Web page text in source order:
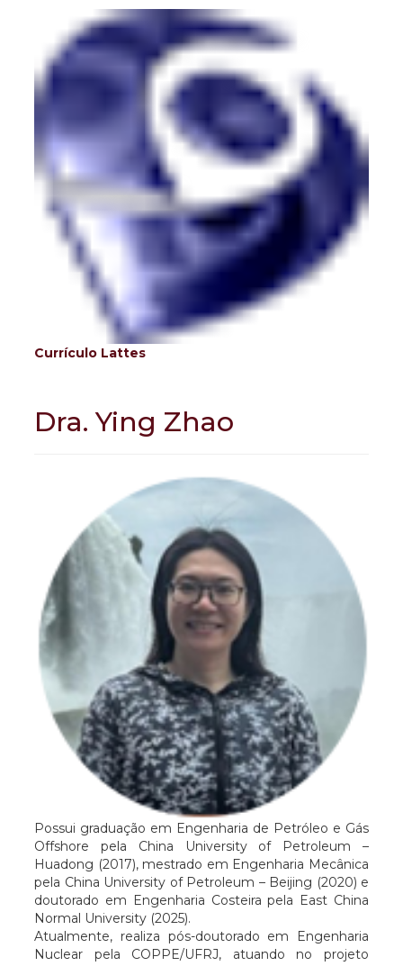
Currículo Lattes
Dra. Ying Zhao
Possui graduação em Engenharia de Petróleo e Gás
Offshore pela China University of Petroleum –
Huadong (2017), mestrado em Engenharia Mecânica
pela China University of Petroleum – Beijing (2020) e
doutorado em Engenharia Costeira pela East China
Normal University (2025).
Atualmente, realiza pós-doutorado em Engenharia
Nuclear pela COPPE/UFRJ, atuando no projeto